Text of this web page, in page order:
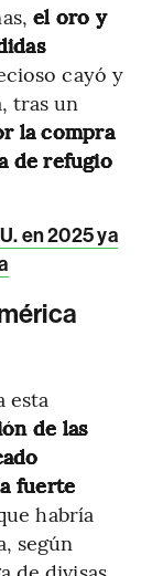
el oro y
cayó y
tras un
la compra
de refugio
en 2025 ya
esta
de las
fuerte
habría
según